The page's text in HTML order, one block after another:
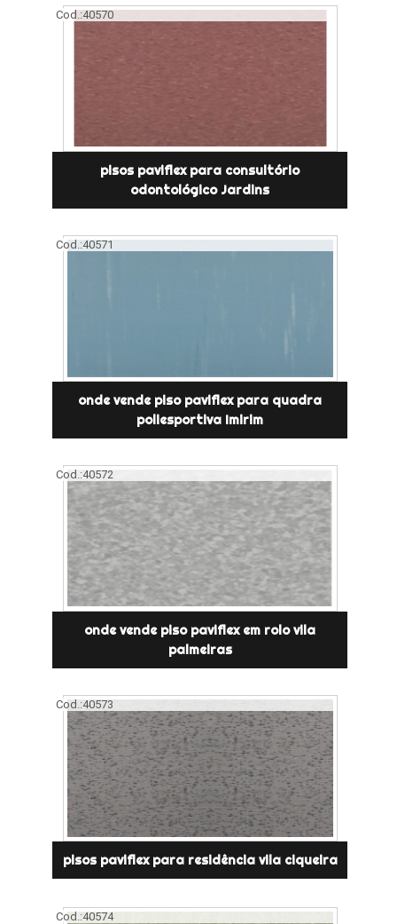
Cod.:40570
pisos paviflex para consultório
odontológico Jardins
Cod.:40571
onde vende piso paviflex para quadra
poliesportiva Imirim
Cod.:40572
onde vende piso paviflex em rolo vila
palmeiras
Cod.:40573
pisos paviflex para residência vila ciqueira
Cod.:40574